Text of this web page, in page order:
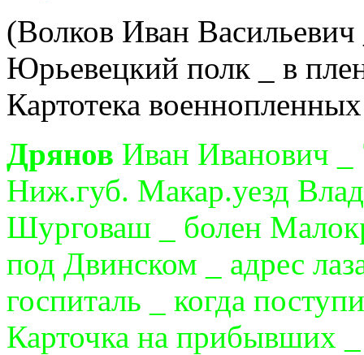
(Волков Иван
Юрьевецкий полк _ в
Картотека
Дрянов Иван Иванович
Ниж.губ. Макар.уезд
Шурговаш _ болен
под Двинском _ адрес
госпиталь _ когда
Карточка на прибывших _